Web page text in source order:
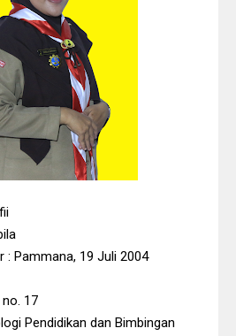
: Pammana, 19 Juli 2004
17
Pendidikan dan Bimbingan